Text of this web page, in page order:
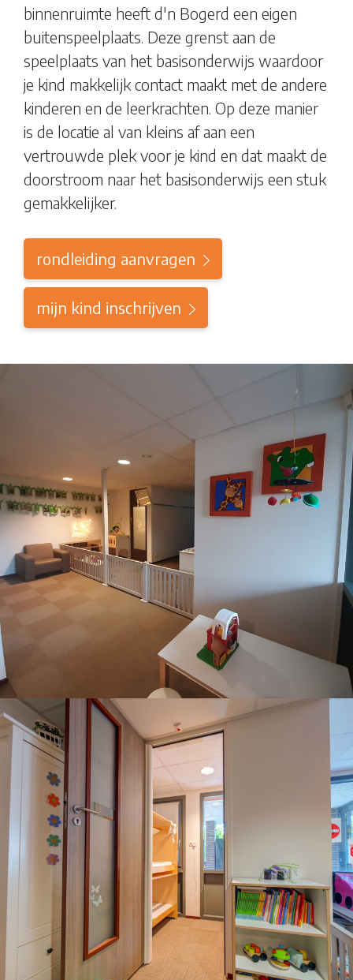
binnenruimte heeft d'n Bogerd een eigen
buitenspeelplaats. Deze grenst aan de
speelplaats van het basisonderwijs waardoor
je kind makkelijk contact maakt met de andere
kinderen en de leerkrachten. Op deze manier
is de locatie al van kleins af aan een
vertrouwde plek voor je kind en dat maakt de
doorstroom naar het basisonderwijs een stuk
gemakkelijker.
rondleiding aanvragen
mijn kind inschrijven